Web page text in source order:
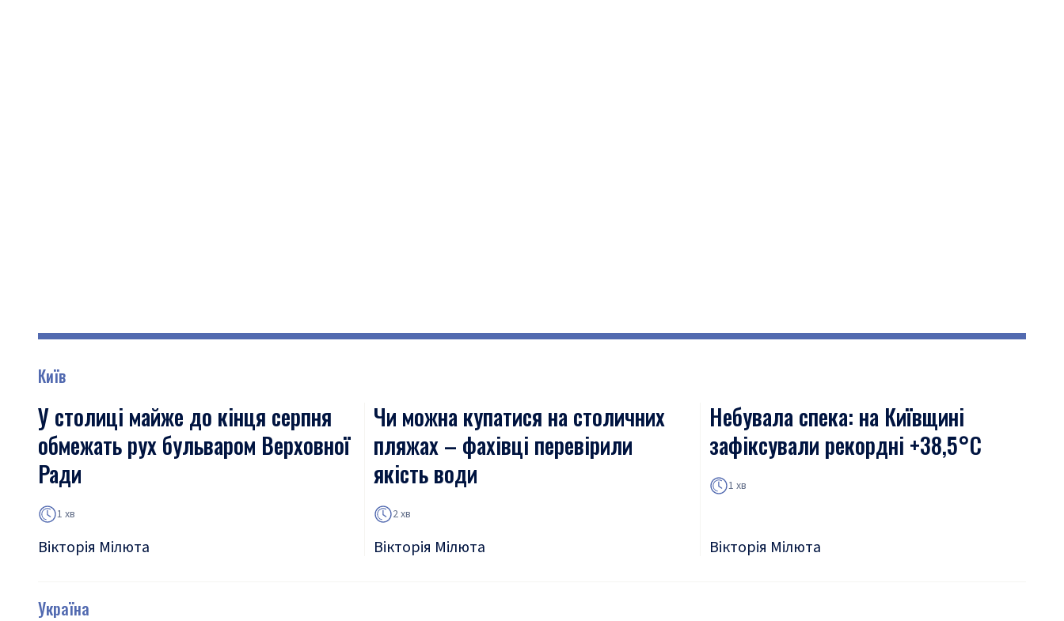
Київ
У столиці майже до кінця серпня
обмежать рух бульваром Верховної
Ради
1 хв
Вікторія Мілюта
Чи можна купатися на столичних
пляжах – фахівці перевірили
якість води
2 хв
Вікторія Мілюта
Небувала спека: на Київщині
зафіксували рекордні +38,5°С
1 хв
Вікторія Мілюта
Україна